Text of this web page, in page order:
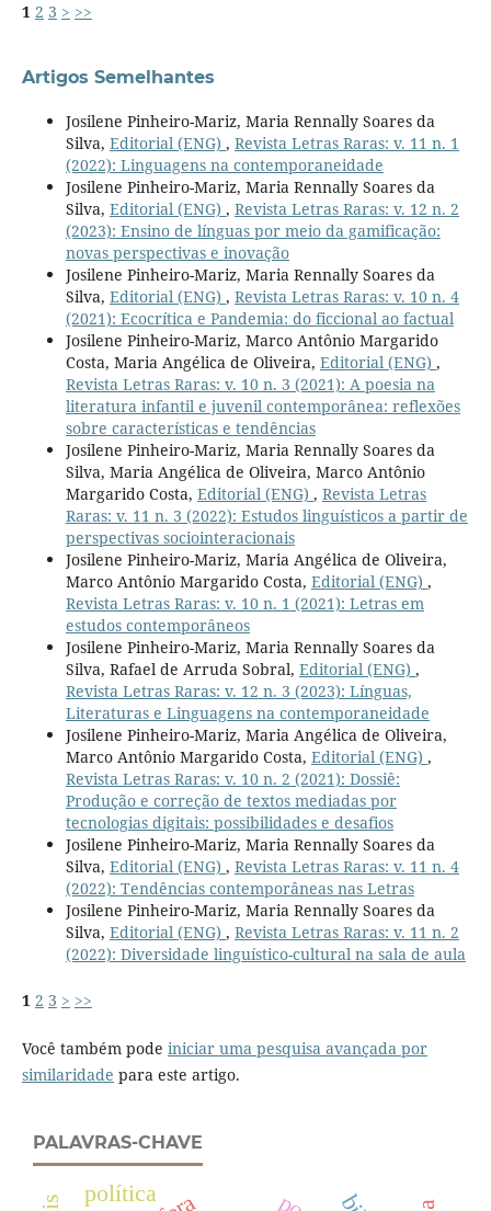
1 2 3 > >>
Artigos Semelhantes
Josilene Pinheiro-Mariz, Maria Rennally Soares da
Silva, Editorial (ENG) , Revista Letras Raras: v. 11 n. 1
(2022): Linguagens na contemporaneidade
Josilene Pinheiro-Mariz, Maria Rennally Soares da
Silva, Editorial (ENG) , Revista Letras Raras: v. 12 n. 2
(2023): Ensino de línguas por meio da gamificação:
novas perspectivas e inovação
Josilene Pinheiro-Mariz, Maria Rennally Soares da
Silva, Editorial (ENG) , Revista Letras Raras: v. 10 n. 4
(2021): Ecocrítica e Pandemia: do ficcional ao factual
Josilene Pinheiro-Mariz, Marco Antônio Margarido
Costa, Maria Angélica de Oliveira, Editorial (ENG) ,
Revista Letras Raras: v. 10 n. 3 (2021): A poesia na
literatura infantil e juvenil contemporânea: reflexões
sobre características e tendências
Josilene Pinheiro-Mariz, Maria Rennally Soares da
Silva, Maria Angélica de Oliveira, Marco Antônio
Margarido Costa, Editorial (ENG) , Revista Letras
Raras: v. 11 n. 3 (2022): Estudos linguísticos a partir de
perspectivas sociointeracionais
Josilene Pinheiro-Mariz, Maria Angélica de Oliveira,
Marco Antônio Margarido Costa, Editorial (ENG) ,
Revista Letras Raras: v. 10 n. 1 (2021): Letras em
estudos contemporâneos
Josilene Pinheiro-Mariz, Maria Rennally Soares da
Silva, Rafael de Arruda Sobral, Editorial (ENG) ,
Revista Letras Raras: v. 12 n. 3 (2023): Línguas,
Literaturas e Linguagens na contemporaneidade
Josilene Pinheiro-Mariz, Maria Angélica de Oliveira,
Marco Antônio Margarido Costa, Editorial (ENG) ,
Revista Letras Raras: v. 10 n. 2 (2021): Dossiê:
Produção e correção de textos mediadas por
tecnologias digitais: possibilidades e desafios
Josilene Pinheiro-Mariz, Maria Rennally Soares da
Silva, Editorial (ENG) , Revista Letras Raras: v. 11 n. 4
(2022): Tendências contemporâneas nas Letras
Josilene Pinheiro-Mariz, Maria Rennally Soares da
Silva, Editorial (ENG) , Revista Letras Raras: v. 11 n. 2
(2022): Diversidade linguístico-cultural na sala de aula
1 2 3 > >>
Você também pode iniciar uma pesquisa avançada por
similaridade para este artigo.
PALAVRAS-CHAVE
política